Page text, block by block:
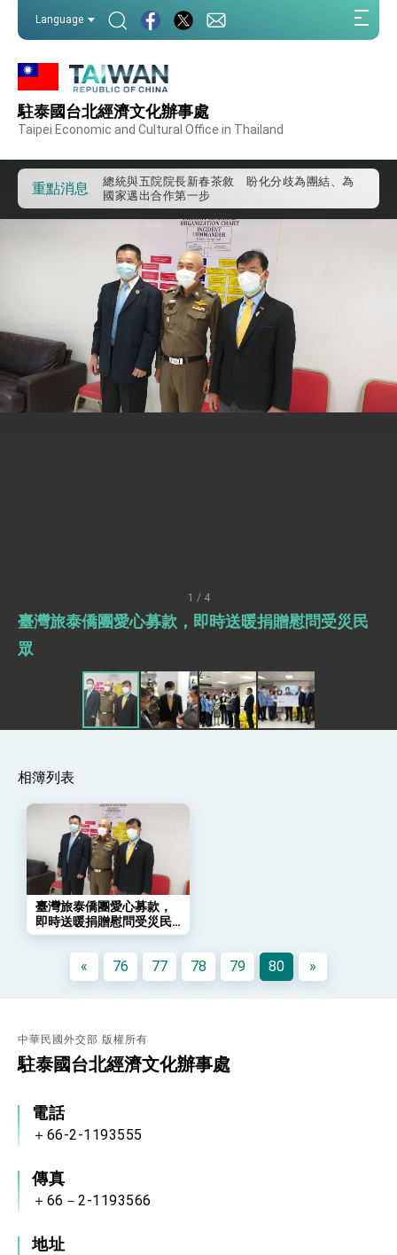
Language
駐泰國台北經濟文化辦事處
Taipei Economic and Cultural Office in Thailand
重點消息
事處」，進一步深化台美交流合作
第一屆亞太在宅醫療大會開幕 總統盼分享臺灣
外交部發布WHA文宣影片「台灣醫療點亮世界」
及「台灣智慧醫療與健康產業展」預告短片，向
世界展現台灣守護全球健康的創新能量
總統出訪史瓦帝尼返國談話 強調臺灣人有權利
走向世界 盼與理念相近國家共同維護國際秩序
訪問
總統與五院院長新春茶敘 盼化分歧為團結、為
國家邁出合作第一步
總統農曆春節談話
台美貿易協議完成簽署達成6大目標、創5大歷史
性突破 總統強調將以3大面向加速臺灣經濟轉型
升級 籲請立院全力支持並盡速通過
臺美簽署「對等貿易協定」確立對等關稅15%且不
疊加 我輸美2072項產品豁免對等關稅
總統接受「法新社」（AFP）專訪內容
外交部長林佳龍於《外交事務》撰文指出：自由
世界 需要台灣，團結合作方能守護繁榮
外交部長林佳龍出席《台灣光華雜誌》50週年慶
「見證蛻變，分享世界的光華」開幕式，期許數
卓揆：臺美關稅談判階段性結果有助臺灣取得有
利戰略地位 全力支持「臺美對等貿易協定」簽署
外交部長林佳龍主持第35次「參與亞太經濟合作
策略小組」跨部會會議
民調顯示多數國人滿意政府外交表現，高度支持
「總合外交」與台歐美日關係深化
命運
變局中 奮起的新臺灣 總統發表國慶演說
總統發表執政周年談話 盼面對未來挑戰 堅持
團結 迎風轉型 穩健前行
賴總統就職演說影片
總統重要談話
外交部重要言論
我國政府將在美國亞利桑納州設立「駐鳳凰城辦
1 / 4
臺灣旅泰僑團愛心募款，即時送暖捐贈慰問受災民
眾
相簿列表
臺灣旅泰僑團愛心募款，
即時送暖捐贈慰問受災民
眾
« 76 77 78 79 80 »
中華民國外交部 版權所有
駐泰國台北經濟文化辦事處
電話
＋66-2-1193555
傳真
＋66－2-1193566
地址